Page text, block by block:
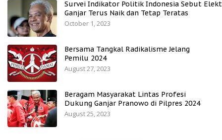
Survei Indikator Politik Indonesia Sebut
Ganjar Terus Naik dan Tetap Teratas
October 1, 2023
Bersama Tangkal Radikalisme Jelang
Pemilu 2024
August 27, 2023
Beragam Masyarakat Lintas Profesi
Dukung Ganjar Pranowo di Pilpres 2024
August 25, 2023